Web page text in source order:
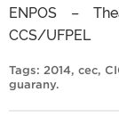
ENPOS –
CCS/UFPEL
Tags: 2014, cec,
guarany.